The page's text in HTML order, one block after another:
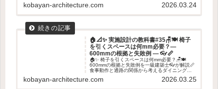
kobayan-architecture.com 2026.03.24
🏠📐✨ 実施設計の教科書#35🪑🍽️ 椅子
を引くスペースは何mm必要？―
600mmの根拠と失敗例 ― 👓📏
🏠✨ 椅子を引くスペースは何mm必要？🪑🍽️
600mmの根拠と失敗例を一級建築士👓が解説📏
食事動作と通路の関係から考えるダイニング設
kobayan-architecture.com 2026.03.25